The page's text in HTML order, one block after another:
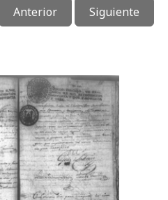
Anterior Siguiente